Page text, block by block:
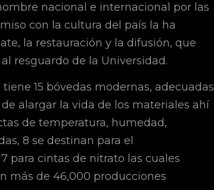
nacional e internacional por las
con la cultura del país la ha
la restauración y la difusión, que
resguardo de la Universidad.
15 bóvedas modernas, adecuadas
alargar la vida de los materiales ahí
de temperatura, humedad,
8 se destinan para el
para cintas de nitrato las cuales
más de 46,000 producciones